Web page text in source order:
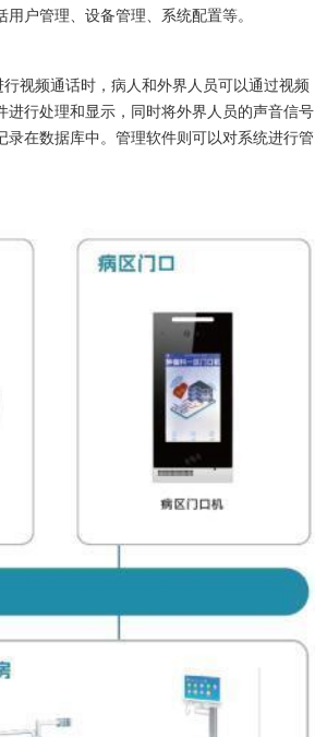
户管理、设备管理、系统配置等。
视频通话时，病人和外界人员可以通过视频
行处理和显示，同时将外界人员的声音信号
在数据库中。管理软件则可以对系统进行管